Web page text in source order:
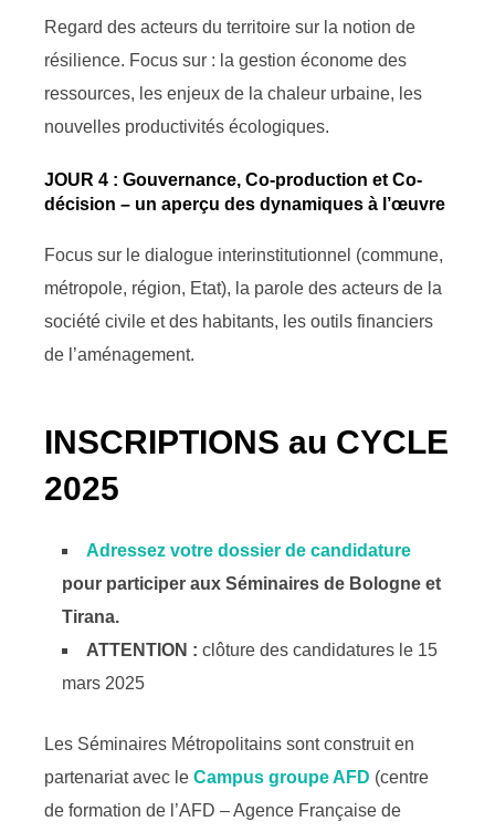
Regard des acteurs du territoire sur la notion de
résilience. Focus sur : la gestion économe des
ressources, les enjeux de la chaleur urbaine, les
nouvelles productivités écologiques.
JOUR 4 : Gouvernance, Co-production et Co-
décision – un aperçu des dynamiques à l’œuvre
Focus sur le dialogue interinstitutionnel (commune,
métropole, région, Etat), la parole des acteurs de la
société civile et des habitants, les outils financiers
de l’aménagement.
INSCRIPTIONS au CYCLE
2025
Adressez votre dossier de candidature
pour participer aux Séminaires de Bologne et
Tirana.
ATTENTION : clôture des candidatures le 15
mars 2025
Les Séminaires Métropolitains sont construit en
partenariat avec le Campus groupe AFD (centre
de formation de l’AFD – Agence Française de